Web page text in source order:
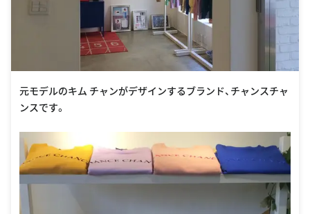
元モデルのキム チャンがデザインするブランド、チャンスチャ
ンスです。